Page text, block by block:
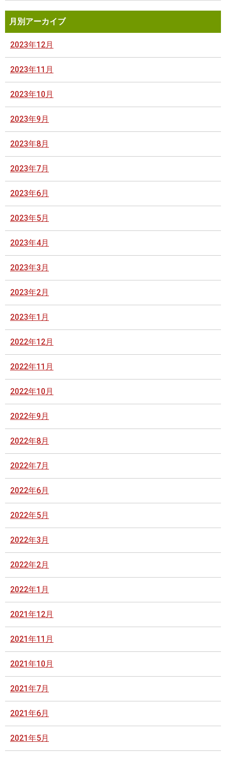
月別アーカイブ
2023年12月
2023年11月
2023年10月
2023年9月
2023年8月
2023年7月
2023年6月
2023年5月
2023年4月
2023年3月
2023年2月
2023年1月
2022年12月
2022年11月
2022年10月
2022年9月
2022年8月
2022年7月
2022年6月
2022年5月
2022年3月
2022年2月
2022年1月
2021年12月
2021年11月
2021年10月
2021年7月
2021年6月
2021年5月